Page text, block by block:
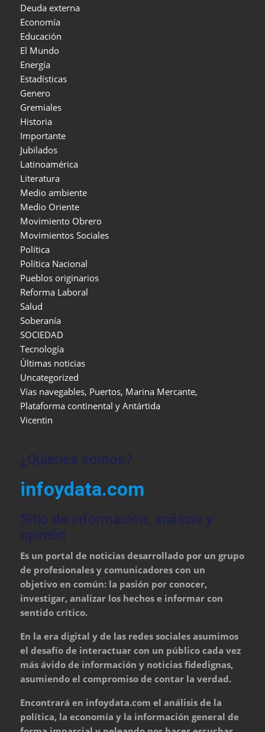
Deuda externa
Economía
Educación
El Mundo
Energía
Estadísticas
Genero
Gremiales
Historia
Importante
Jubilados
Latinoamérica
Literatura
Medio ambiente
Medio Oriente
Movimiento Obrero
Movimientos Sociales
Política
Política Nacional
Pueblos originarios
Reforma Laboral
Salud
Soberanía
SOCIEDAD
Tecnología
Últimas noticias
Uncategorized
Vías navegables, Puertos, Marina Mercante,
Plataforma continental y Antártida
Vicentin
¿Quienes somos?
infoydata.com
Sitio de información, análisis y
opinión
Es un portal de noticias desarrollado por un grupo
de profesionales y comunicadores con un
objetivo en común: la pasión por conocer,
investigar, analizar los hechos e informar con
sentido crítico.
En la era digital y de las redes sociales asumimos
el desafío de interactuar con un público cada vez
más ávido de información y noticias fidedignas,
asumiendo el compromiso de contar la verdad.
Encontrará en infoydata.com el análisis de la
política, la economía y la información general de